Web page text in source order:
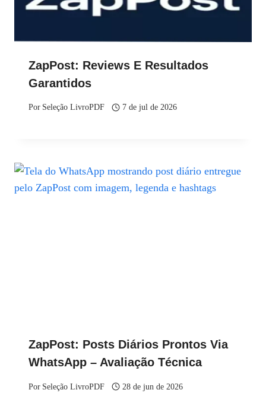
ZapPost: Reviews E Resultados
Garantidos
Por Seleção LivroPDF 7 de jul de 2026
ZapPost: Posts Diários Prontos Via
WhatsApp – Avaliação Técnica
Por Seleção LivroPDF 28 de jun de 2026